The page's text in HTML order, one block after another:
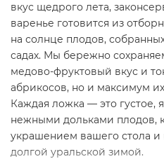
вкус щедрого лета,
варенье готовится из
на солнце плодов,
садах. Мы бережно
медово-фруктовый вкус и
абрикосов, но и максимум
Каждая ложка — это густое,
нежными дольками плодов,
украшением вашего стола
долгой уральской зимой.